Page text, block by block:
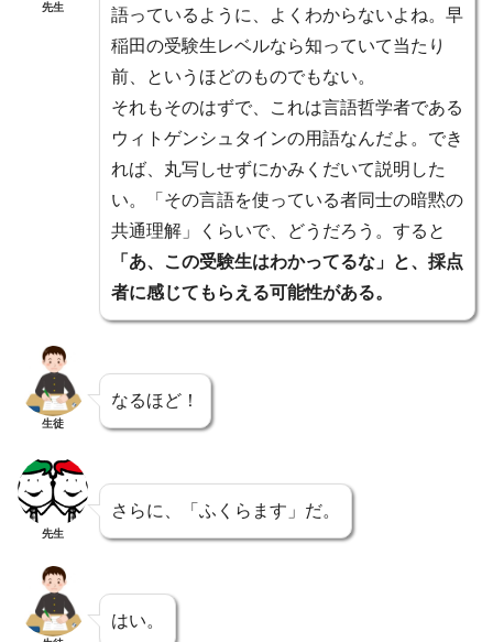
先生
語っているように、よくわからないよね。早
稲田の受験生レベルなら知っていて当たり
前、というほどのものでもない。
それもそのはずで、これは言語哲学者である
ウィトゲンシュタインの用語なんだよ。でき
れば、丸写しせずにかみくだいて説明した
い。「その言語を使っている者同士の暗黙の
共通理解」くらいで、どうだろう。すると
「あ、この受験生はわかってるな」と、採点
者に感じてもらえる可能性がある。
生徒
なるほど！
先生
さらに、「ふくらます」だ。
はい。